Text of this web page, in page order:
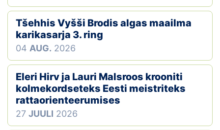
Tšehhis Vyšši Brodis algas maailma
karikasarja 3. ring
04 AUG. 2026
Eleri Hirv ja Lauri Malsroos krooniti
kolmekordseteks Eesti meistriteks
rattaorienteerumises
27 JUULI 2026